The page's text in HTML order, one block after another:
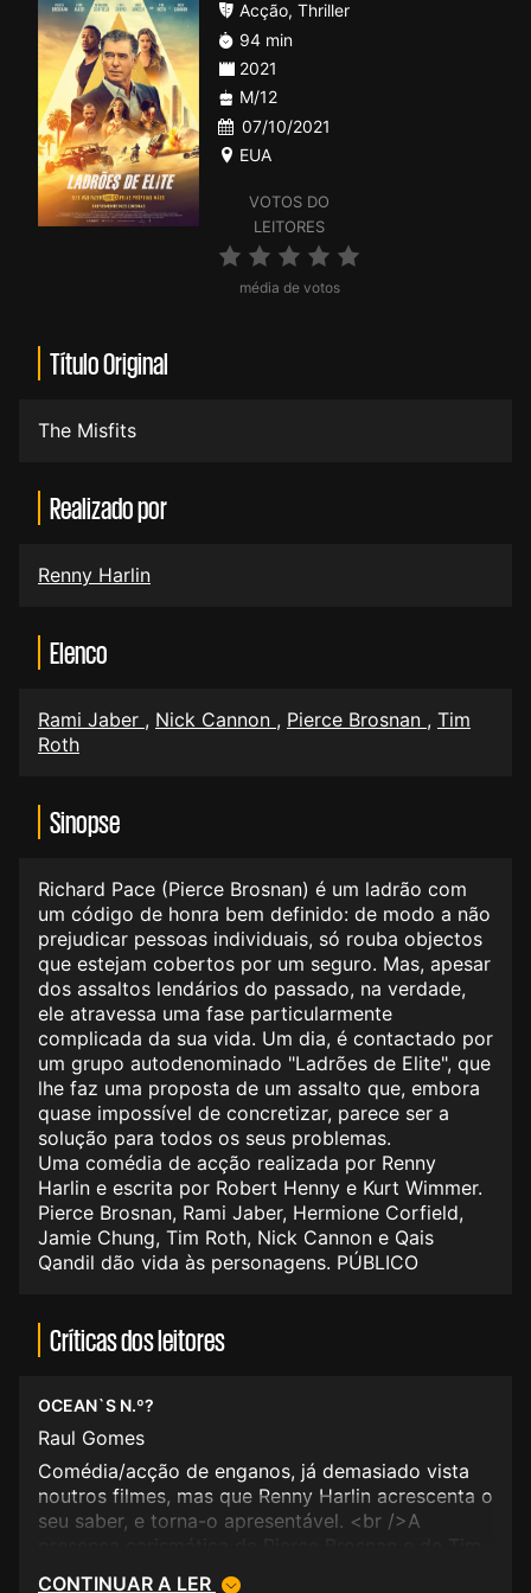
VOTOS DO
LEITORES
média de votos
Acção, Thriller
94 min
2021
M/12
07/10/2021
EUA
Título Original
The Misfits
Realizado por
Renny Harlin
Elenco
Rami Jaber , Nick Cannon , Pierce Brosnan , Tim
Roth
Sinopse
Richard Pace (Pierce Brosnan) é um ladrão com
um código de honra bem definido: de modo a não
prejudicar pessoas individuais, só rouba objectos
que estejam cobertos por um seguro. Mas, apesar
dos assaltos lendários do passado, na verdade,
ele atravessa uma fase particularmente
complicada da sua vida. Um dia, é contactado por
um grupo autodenominado "Ladrões de Elite", que
lhe faz uma proposta de um assalto que, embora
quase impossível de concretizar, parece ser a
solução para todos os seus problemas.
Uma comédia de acção realizada por Renny
Harlin e escrita por Robert Henny e Kurt Wimmer.
Pierce Brosnan, Rami Jaber, Hermione Corfield,
Jamie Chung, Tim Roth, Nick Cannon e Qais
Qandil dão vida às personagens. PÚBLICO
Críticas dos leitores
OCEAN`S N.º?
Raul Gomes
Comédia/acção de enganos, já demasiado vista
noutros filmes, mas que Renny Harlin acrescenta o
seu saber, e torna-o apresentável. <br />A
CONTINUAR A LER